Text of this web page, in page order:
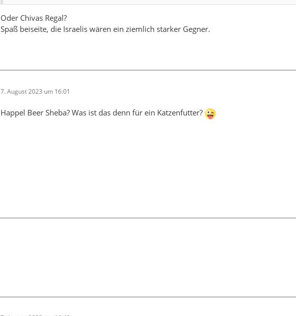
Oder Chivas Regal?
Spaß beiseite, die Israelis wären ein ziemlich starker Gegner.
7. August 2023 um 16:01
Happel Beer Sheba? Was ist das denn für ein Katzenfutter?